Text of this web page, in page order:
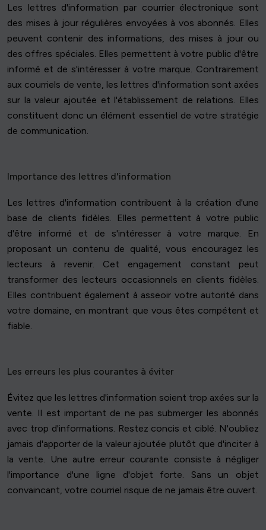
Les lettres d'information par courrier électronique sont
des mises à jour régulières envoyées à vos abonnés. Elles
peuvent contenir des informations, des mises à jour ou
des offres spéciales. Elles permettent à votre public d'être
informé et de s'intéresser à votre marque. Contrairement
aux courriels de vente, les lettres d'information sont axées
sur la valeur ajoutée et l'établissement de relations. Elles
constituent donc un élément essentiel de votre stratégie
de communication.
Importance des lettres d'information
Les lettres d'information contribuent à la création d'une
base de clients fidèles. Elles permettent à votre public
d'être informé et de s'intéresser à votre marque. En
proposant un contenu de qualité, vous encouragez les
lecteurs à revenir. Cet engagement constant peut
transformer des lecteurs occasionnels en clients fidèles.
Elles contribuent également à asseoir votre autorité dans
votre domaine, en montrant que vous êtes compétent et
fiable.
Les erreurs les plus courantes à éviter
Évitez que les lettres d'information soient trop axées sur la
vente. Il est important de ne pas submerger les abonnés
avec trop d'informations. Restez concis et ciblé. N'oubliez
jamais d'apporter de la valeur ajoutée plutôt que d'inciter à
la vente. Une autre erreur courante consiste à négliger
l'importance d'une ligne d'objet forte. Sans un objet
convaincant, votre courriel risque de ne jamais être ouvert.